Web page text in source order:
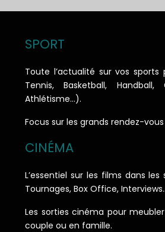
SPORT
Toute l’actualité sur vos sports
Tennis, Basketball, Handball,
Athlétisme…).
Focus sur les grands rendez-vous
CINÉMA
L’essentiel sur les films dans
Tournages, Box Office,
Les sorties cinéma pour
couple ou en famille.